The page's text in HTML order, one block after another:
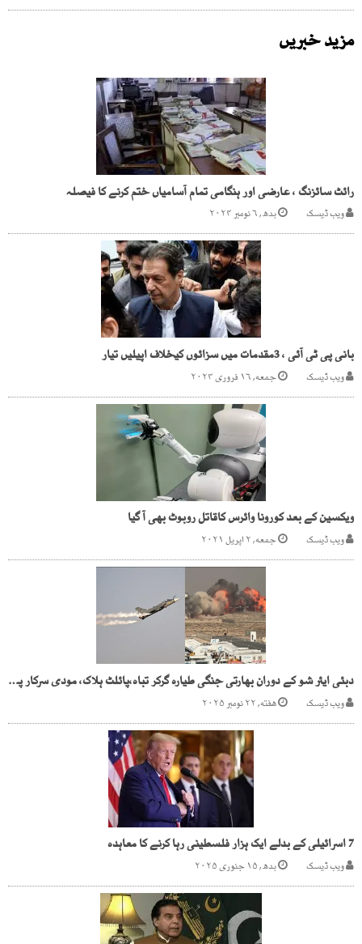
مزید خبریں
رائٹ سائزنگ ، عارضی اور ہنگامی تمام آسامیاں ختم کرنے کا فیصلہ
ویب ڈیسک بدھ, ۶ نومبر ۲۰۲۴
بانی پی ٹی آئی ، 3مقدمات میں سزائوں کیخلاف اپیلیں تیار
ویب ڈیسک جمعه, ۱۶ فروری ۲۰۲۴
ویکسین کے بعد کورونا وائرس کاقاتل روبوٹ بھی آ گیا
ویب ڈیسک جمعه, ۲ اپریل ۲۰۲۱
دبئی ایئر شو کے دوران بھارتی جنگی طیارہ گرکر تباہ،پائلٹ ہلاک، مودی سرکار پھر رسوا
ویب ڈیسک هفته, ۲۲ نومبر ۲۰۲۵
7 اسرائیلی کے بدلے ایک ہزار فلسطینی رہا کرنے کا معاہدہ
ویب ڈیسک بدھ, ۱۵ جنوری ۲۰۲۵